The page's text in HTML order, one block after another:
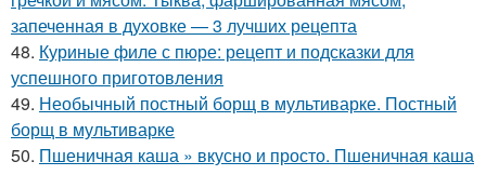
запеченная в духовке — 3 лучших рецепта
48. Куриные филе с пюре: рецепт и подсказки для
успешного приготовления
49. Необычный постный борщ в мультиварке. Постный
борщ в мультиварке
50. Пшеничная каша » вкусно и просто. Пшеничная каша